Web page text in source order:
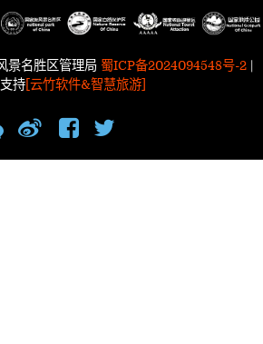
景名胜区管理局 蜀ICP备2024094548号-2 |
持[云竹软件&智慧旅游]